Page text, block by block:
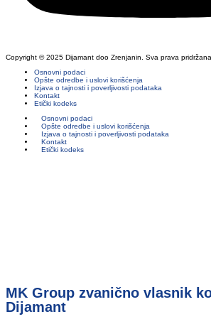
Copyright © 2025 Dijamant doo Zrenjanin. Sva prava
Osnovni podaci
Opšte odredbe i uslovi korišćenja
Izjava o tajnosti i poverljivosti podataka
Kontakt
Etički kodeks
Osnovni podaci
Opšte odredbe i uslovi korišćenja
Izjava o tajnosti i poverljivosti podataka
Kontakt
Etički kodeks
MK Group zvanično vlasnik
Dijamant